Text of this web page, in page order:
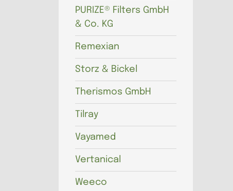
PURIZE® Filters GmbH
& Co. KG
Remexian
Storz & Bickel
Therismos GmbH
Tilray
Vayamed
Vertanical
Weeco